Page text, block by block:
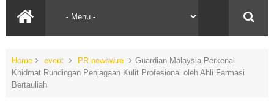
Home event PR newswire
Guardian Malaysia Perkenal
Khidmat Rundingan Penjagaan Kulit Profesional oleh Ahli Farmasi
Bertauliah